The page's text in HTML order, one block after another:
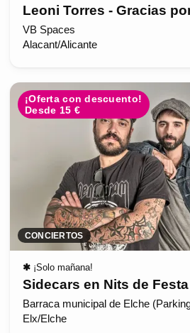
Leoni Torres - Gracias
VB Spaces
Alacant/Alicante
¡Oferta con descuento!
Desde 15 €
CONCIERTOS
✱ ¡Solo mañana!
Sidecars en Nits de
Barraca municipal de Elche
Elx/Elche